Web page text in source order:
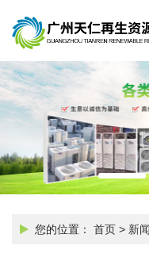
您的位置： 首页 > 新